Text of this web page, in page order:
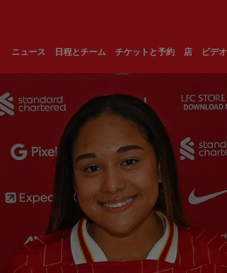
ニュース 日程とチーム チケットと予約 店 ビデオ